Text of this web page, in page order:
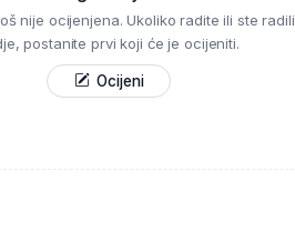
nije ocijenjena. Ukoliko radite ili ste radili
postanite prvi koji će je ocijeniti.
Ocijeni